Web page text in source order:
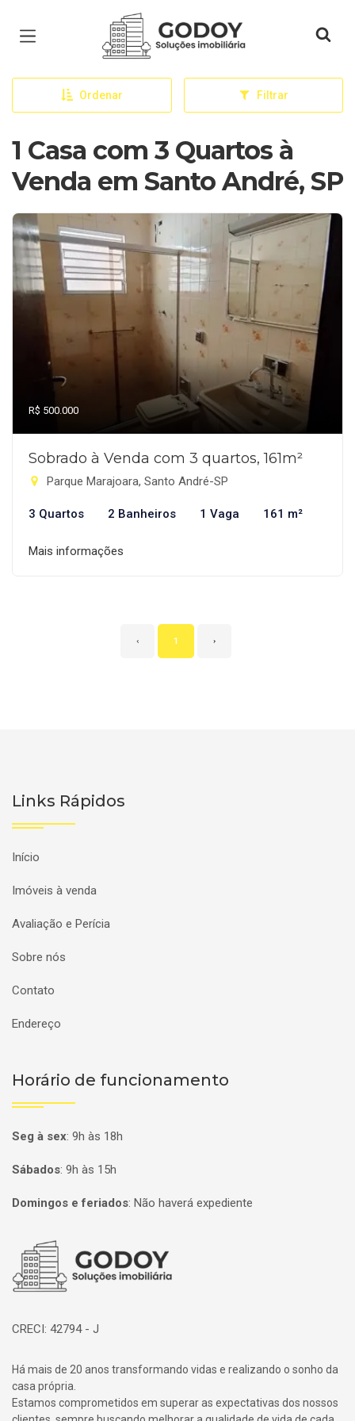
Página inicial
Ordenar Filtrar
1 Casa com 3 Quartos à
Venda em Santo André, SP
R$ 500.000
Sobrado à Venda com 3 quartos, 161m²
Parque Marajoara, Santo André-SP
3 Quartos 2 Banheiros 1 Vaga 161 m²
Mais informações
‹ 1 ›
Links Rápidos
Início
Imóveis à venda
Avaliação e Perícia
Sobre nós
Contato
Endereço
Horário de funcionamento
Seg à sex: 9h às 18h
Sábados: 9h às 15h
Domingos e feriados: Não haverá expediente
Página inicial
CRECI: 42794 - J
Há mais de 20 anos transformando vidas e realizando o sonho da
casa própria.
Estamos comprometidos em superar as expectativas dos nossos